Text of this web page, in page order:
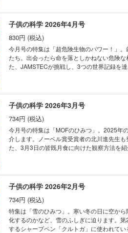
士の縁側科学教室 第29話 壊れた傘を修理
ミステリーツアー16 いざ、南極の地へ ［
集］いますぐやりたくなる！ 遊びながら
界 ［特集］「小中学生トコトンチャレンジ
まつぶし実験室 なぜ？ なぜ？ どうして？
の不思議な植物 ラフレシア たくさん知っ
スト こんなの撮れた！ ポケデン カゲブン
道 縦断勾配錯視（実践編） 学校でも塾で
はどうする？ キミのひらめきが形になる
15 因縁の敵、現る!? ［とじ込み付録]いろ
子供の科学 2026年4月号
830円 (税込)
今月号の特集は「超危険生物のパワー！」
たち。出会ったら命を落としかねない危険
た、JAMSTECが挑戦し、3つの世界記録を
プレ！ ［特集］キケンなワケに科学で挑む
い海からの超深海サンプルリターン KoKa手
場 エスコンフィールドHOKKAIDO おうち
ぜ？ どうして？ ビーカーくんがゆく ビー
たくさん知って、もっと会いたくなる 動
信 空から観察する北極のクジラたち 宇宙
デン トキドキサクラフブキ 読者の写真コ
モージャ博士の縁側科学教室 第27話 ジャ
ミステリー・ツアー 気象ミステリーツア
チュア生きもの観察 ビオトープ ［別冊付
子供の科学 2026年3月号
734円 (税込)
今月号の特集は「MOFのひみつ」。2025年
介します。ノーベル賞受賞者の北川進先生
た、3月3日の皆既月食に向けた観察方法を
年ノーベル化学賞受賞！ どんな物質？ どん
ー 3月3日の皆既月食を見よう！ おうちや
どうして？ ビーカーくんがゆく ビーカー
果発表会開催！ 世界の不思議な植物 ハネ
ショウウオ 読者の写真コンテスト こんな
く、宇宙を見渡す窓 錯覚道 背景写真につ
き残るための「応急手当」を覚える！ キ
子供の科学 2026年2月号
734円 (税込)
特集は「雪のひみつ」。寒い冬の日に空か
化するのかなど、雪のふしぎに迫ります。
するシャープペン「クルトガ」に使われて